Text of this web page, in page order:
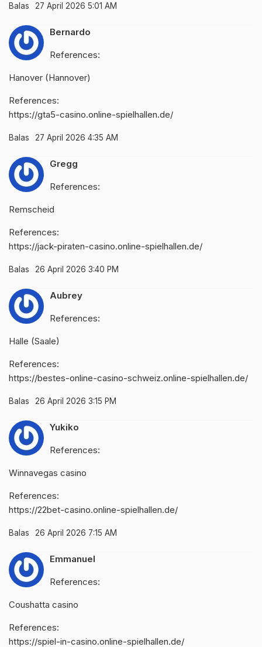
Balas 27 April 2026 5:01 AM
Bernardo
References:
Hanover (Hannover)
References:
https://gta5-casino.online-spielhallen.de/
Balas 27 April 2026 4:35 AM
Gregg
References:
Remscheid
References:
https://jack-piraten-casino.online-spielhallen.de/
Balas 26 April 2026 3:40 PM
Aubrey
References:
Halle (Saale)
References:
https://bestes-online-casino-schweiz.online-spielhallen.de/
Balas 26 April 2026 3:15 PM
Yukiko
References:
Winnavegas casino
References:
https://22bet-casino.online-spielhallen.de/
Balas 26 April 2026 7:15 AM
Emmanuel
References:
Coushatta casino
References:
https://spiel-in-casino.online-spielhallen.de/